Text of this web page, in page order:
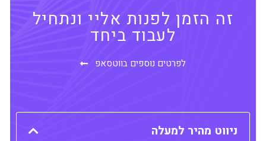
זה הזמן לפנות אליי ונתחיל
לעבוד ביחד
לפרטים נוספים בווטסאפ
ניווט מהיר למעלה